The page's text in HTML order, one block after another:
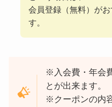
会員登録（無料）が
す。
※入会費・年会
とが出来ます。
※クーポンの内